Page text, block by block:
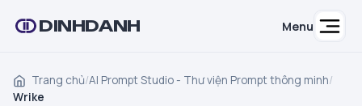
DINHDANH Menu
Trang chủ/AI Prompt Studio - Thư viện Prompt thông minh/
Wrike